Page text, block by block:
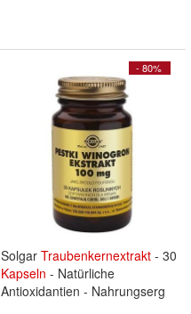
- 80%
Solgar Traubenkernextrakt - 30
Kapseln - Natürliche
Antioxidantien - Nahrungserg